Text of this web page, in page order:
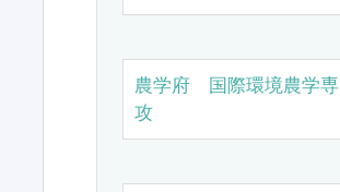
農学府 国際環境農学専
攻